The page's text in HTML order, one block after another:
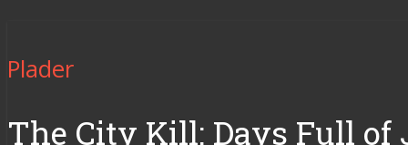
Plader
The City Kill: Days Full of